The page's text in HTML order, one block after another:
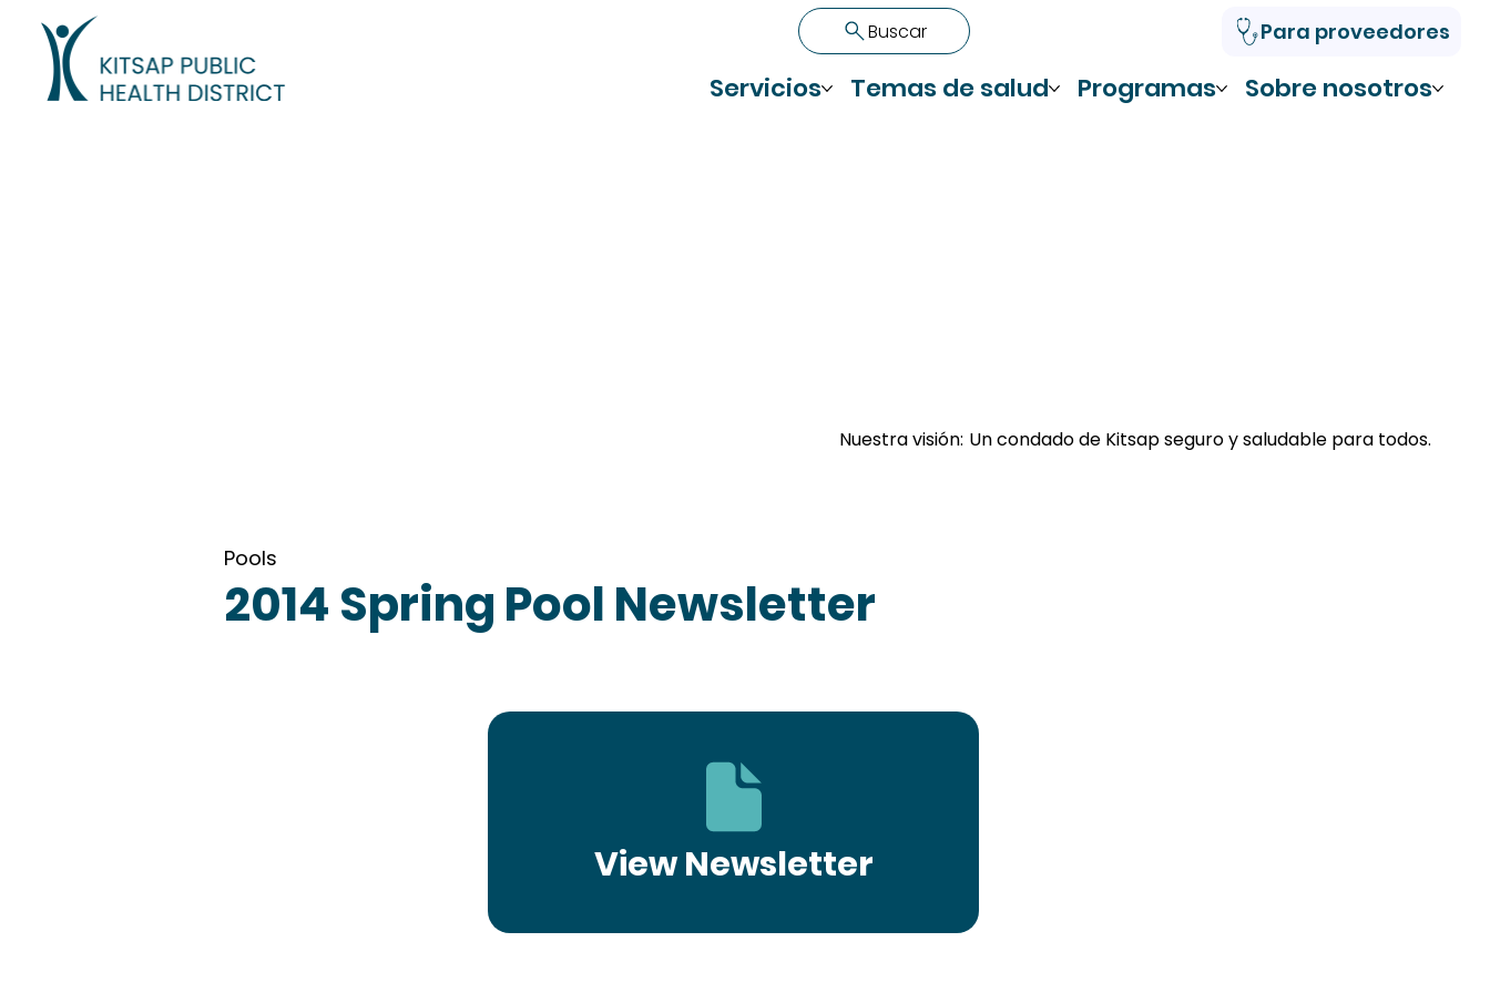
Para proveedores
Buscar
Servicios Temas de salud Programas Sobre nosotros
Pools
2014 Spring Pool Newsletter
View Newsletter
Nuestra visión: Un condado de Kitsap seguro y saludable para todos.